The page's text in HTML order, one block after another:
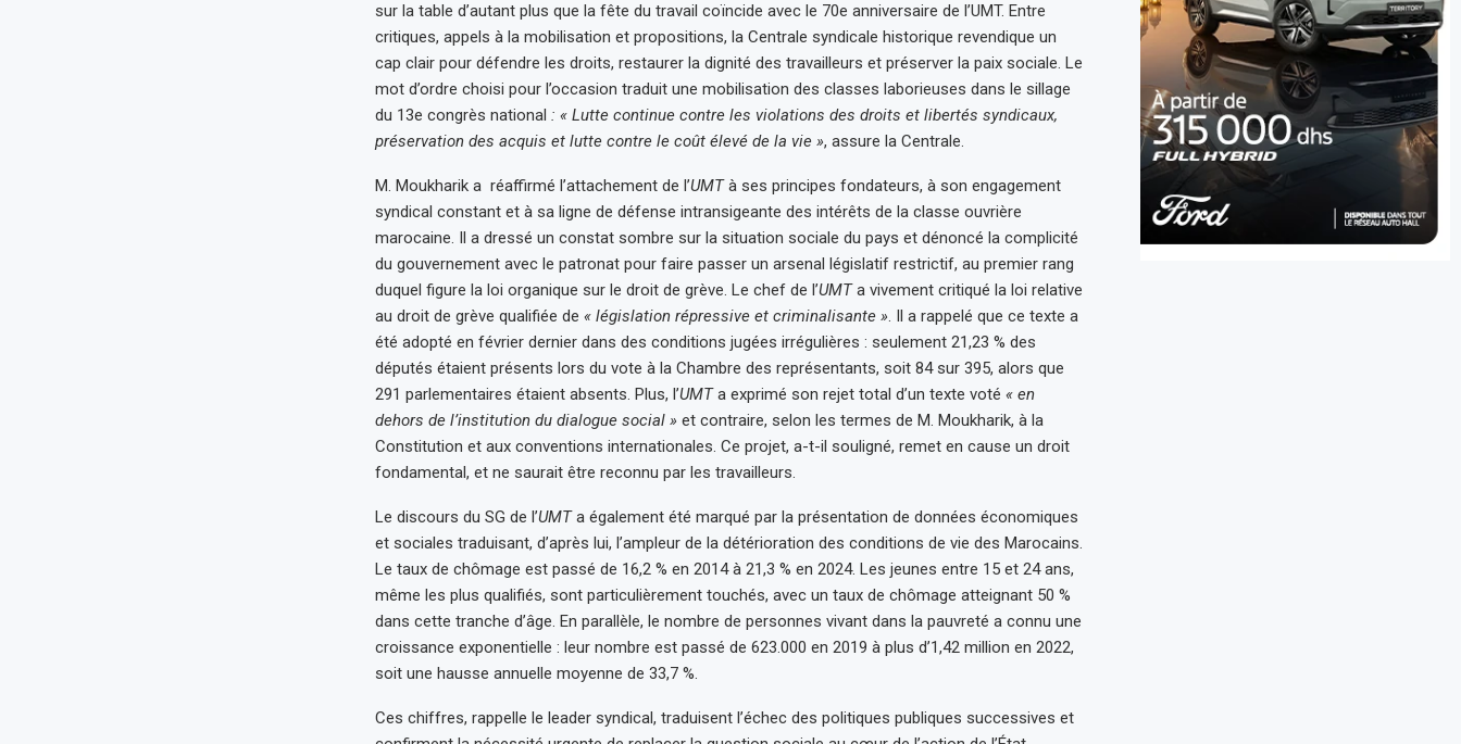
sur la table d’autant plus que la fête du travail coïncide avec le 70e anniversaire de l’UMT. Entre
critiques, appels à la mobilisation et propositions, la Centrale syndicale historique revendique un
cap clair pour défendre les droits, restaurer la dignité des travailleurs et préserver la paix sociale. Le
mot d’ordre choisi pour l’occasion traduit une mobilisation des classes laborieuses dans le sillage
du 13e congrès national : « Lutte continue contre les violations des droits et libertés syndicaux,
préservation des acquis et lutte contre le coût élevé de la vie », assure la Centrale.
M. Moukharik a réaffirmé l’attachement de l’UMTà ses principes fondateurs, à son engagement
syndical constant et à sa ligne de défense intransigeante des intérêts de la classe ouvrière
marocaine. Il a dressé un constat sombre sur la situation sociale du pays et dénoncé la complicité
du gouvernement avec le patronat pour faire passer un arsenal législatif restrictif, au premier rang
duquel figure la loi organique sur le droit de grève. Le chef de l’UMTa vivement critiqué la loi relative
au droit de grève qualifiée de « législation répressive et criminalisante ». Il a rappelé que ce texte a
été adopté en février dernier dans des conditions jugées irrégulières : seulement 21,23 % des
députés étaient présents lors du vote à la Chambre des représentants, soit 84 sur 395, alors que
291 parlementaires étaient absents. Plus, l’UMTa exprimé son rejet total d’un texte voté « en
dehors de l’institution du dialogue social » et contraire, selon les termes de M. Moukharik, à la
Constitution et aux conventions internationales. Ce projet, a-t-il souligné, remet en cause un droit
fondamental, et ne saurait être reconnu par les travailleurs.
Le discours du SG de l’UMTa également été marqué par la présentation de données économiques
et sociales traduisant, d’après lui, l’ampleur de la détérioration des conditions de vie des Marocains.
Le taux de chômage est passé de 16,2 % en 2014 à 21,3 % en 2024. Les jeunes entre 15 et 24 ans,
même les plus qualifiés, sont particulièrement touchés, avec un taux de chômage atteignant 50 %
dans cette tranche d’âge. En parallèle, le nombre de personnes vivant dans la pauvreté a connu une
croissance exponentielle : leur nombre est passé de 623.000 en 2019 à plus d’1,42 million en 2022,
soit une hausse annuelle moyenne de 33,7 %.
Ces chiffres, rappelle le leader syndical, traduisent l’échec des politiques publiques successives et